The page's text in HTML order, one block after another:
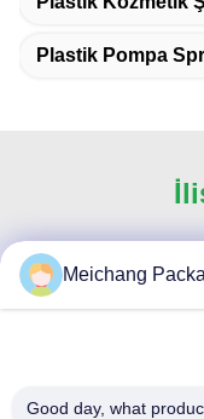
Plastik Pompa
Meichang
Good day, what